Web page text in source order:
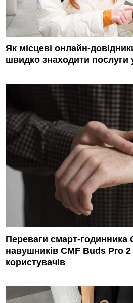
Як місцеві онлайн-
швидко знаходити послуги
Переваги смарт-годинника
навушників CMF Buds Pro
користувачів